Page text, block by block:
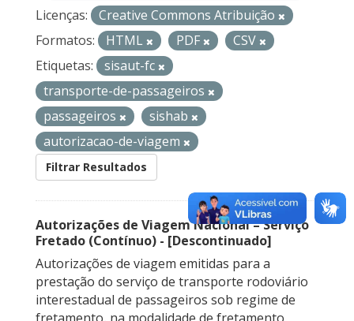
Licenças:
Creative Commons Atribuição
Formatos:
HTML PDF
CSV
Etiquetas:
sisaut-fc
transporte-de-passageiros
passageiros
sishab
autorizacao-de-viagem
Filtrar Resultados
Autorizações de Viagem Nacional – Serviço
Fretado (Contínuo) - [Descontinuado]
Autorizações de viagem emitidas para a
prestação do serviço de transporte rodoviário
interestadual de passageiros sob regime de